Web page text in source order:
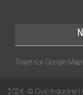
Trajet sur Google
2026 © Civic Industrie |